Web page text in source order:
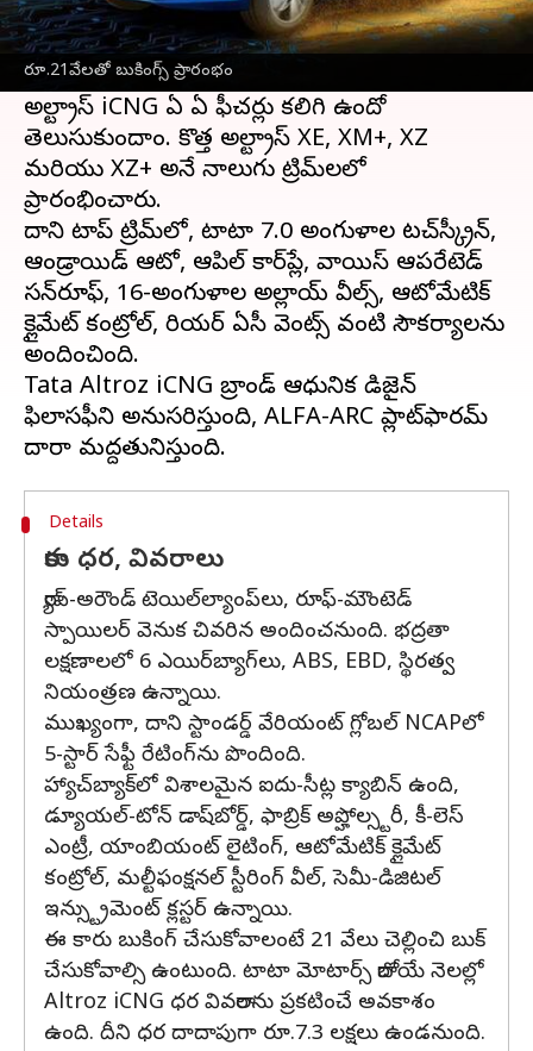
రూ.21వేలతో బుకింగ్స్ ప్రారంభం
స్వదేశీ వాహన తయారీ సంస్థటాటా మోటార్స్
ఇండియాలో తన అల్ట్రాజ్ మోడల్ యొక్క CNG
వేరియంట్‌ల కోసం బుకింగ్‌లను ప్రారంభించింది.
అల్ట్రాస్ iCNG ఏ ఏ ఫీచర్లు కలిగి ఉందో
తెలుసుకుందాం. కొత్త అల్ట్రాస్ XE, XM+, XZ
మరియు XZ+ అనే నాలుగు ట్రిమ్‌లలో
ప్రారంభించారు.
దాని టాప్ ట్రిమ్‌లో, టాటా 7.0 అంగుళాల టచ్‌స్క్రీన్,
ఆండ్రాయిడ్ ఆటో, ఆపిల్ కార్‌ప్లే, వాయిస్ ఆపరేటెడ్
సన్‌రూఫ్, 16-అంగుళాల అల్లాయ్ వీల్స్, ఆటోమేటిక్
క్లైమేట్ కంట్రోల్, రియర్ ఏసీ వెంట్స్ వంటి సౌకర్యాలను
అందించింది.
Tata Altroz ​​iCNG బ్రాండ్ ఆధునిక డిజైన్
ఫిలాసఫీని అనుసరిస్తుంది, ALFA-ARC ప్లాట్‌ఫారమ్
Details
కారు ధర, వివరాలు
ర్యాప్-అరౌండ్ టెయిల్‌ల్యాంప్‌లు, రూఫ్-మౌంటెడ్
స్పాయిలర్ వెనుక చివరిన అందించనుంది. భద్రతా
లక్షణాలలో 6 ఎయిర్‌బ్యాగ్‌లు, ABS, EBD, స్థిరత్వ
నియంత్రణ ఉన్నాయి.
ముఖ్యంగా, దాని స్టాండర్డ్ వేరియంట్ గ్లోబల్ NCAPలో
5-స్టార్ సేఫ్టీ రేటింగ్‌ను పొందింది.
హ్యాచ్‌బ్యాక్‌లో విశాలమైన ఐదు-సీట్ల క్యాబిన్ ఉంది,
డ్యూయల్-టోన్ డాష్‌బోర్డ్, ఫాబ్రిక్ అప్హోల్స్టరీ, కీ-లెస్
ఎంట్రీ, యాంబియంట్ లైటింగ్, ఆటోమేటిక్ క్లైమేట్
కంట్రోల్, మల్టీఫంక్షనల్ స్టీరింగ్ వీల్, సెమీ-డిజిటల్
ఇన్స్ట్రుమెంట్ క్లస్టర్ ఉన్నాయి.
ఈ కారు బుకింగ్ చేసుకోవాలంటే 21 వేలు చెల్లించి బుక్
చేసుకోవాల్సి ఉంటుంది. టాటా మోటార్స్ రాబోయే నెలల్లో
Altroz ​​iCNG ధర వివరాలను ప్రకటించే అవకాశం
ఉంది. దీని ధర దాదాపుగా రూ.7.3 లక్షలు ఉండనుంది.